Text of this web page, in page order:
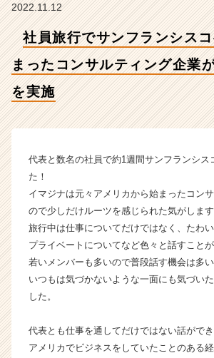
採
用
イ
施
式
会
社
イ
ナ
イ
ム
2022.11.12
社員旅行でサンフランシス
まったコンサルティング企業
を実施
代表と数名の社員で約1週間サンフランシス
た！
イマジナは元々アメリカから始まったコン
ので少しだけルーツを感じられた気がします
旅行中は仕事についてだけではなく、たわ
プライベートについてなど色々と話すことが
若いメンバーも多いので普段話す機会は多い
いつもは気づかないような一面にも気づい
した。
代表とも仕事を通してだけではない話ができ
アメリカでビジネスをしていたことのある